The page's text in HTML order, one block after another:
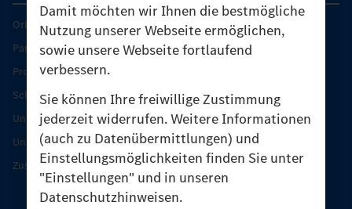
Damit möchten wir Ihnen die bestmögliche
Nutzung unserer Webseite ermöglichen,
sowie unsere Webseite fortlaufend
verbessern.
Sie können Ihre freiwillige Zustimmung
jederzeit widerrufen. Weitere Informationen
(auch zu Datenübermittlungen) und
Einstellungsmöglichkeiten finden Sie unter
"Einstellungen" und in unseren
Datenschutzhinweisen.
Original-Teile
Partner finden
Produkt-Highlights
Schutz und Werterhalt
Unimog Serviceangebot
Unimog Servicetage
Zusatzleistungen